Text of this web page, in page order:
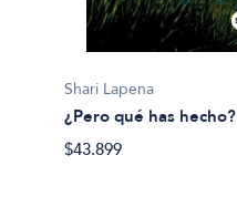
Shari Lapena
¿Pero qué has hecho?
$43.899